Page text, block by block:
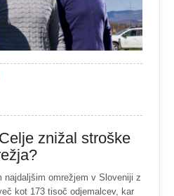
znižal stroške
najdaljšim omrežjem v Sloveniji z
kot 173 tisoč odjemalcev, kar